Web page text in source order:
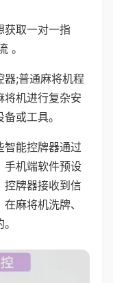
获取一对一指
。
器;普通麻将机程
将机进行复杂安
或工具。
智能控牌器通过
手机端软件预设
控牌器接收到信
麻将机洗牌、